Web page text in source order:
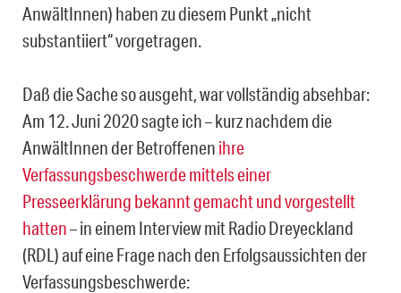
AnwältIn­nen) haben zu diesem Punkt „nicht
substantiiert“ vorgetragen.
Daß die Sache so ausgeht, war vollständig absehbar:
Am 12. Juni 2020 sagte ich – kurz nachdem die
AnwältInnen der Betroffenen ihre
Verfassungsbeschwerde mittels einer
Presseerklärung bekannt gemacht und vorgestellt
hatten– in einem Interview mit Radio Dreyeckland
(RDL) auf eine Frage nach den Erfolgsaussichten der
Verfassungsbe­schwerde: